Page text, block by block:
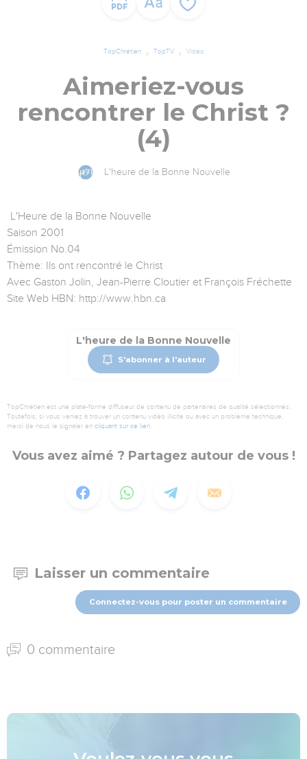
TopChrétien TopTV Vidéo
Aimeriez-vous
rencontrer le Christ ?
(4)
L'heure de la Bonne Nouvelle
L'Heure de la Bonne Nouvelle
Saison 2001
Émission No.04
Thème: Ils ont rencontré le Christ
Avec Gaston Jolin, Jean-Pierre Cloutier et François Fréchette
Site Web HBN: http://www.hbn.ca
L'heure de la Bonne Nouvelle
S'abonner à l'auteur
TopChrétien est une plate-forme diffuseur de contenu de partenaires de qualité sélectionnés.
Toutefois, si vous veniez à trouver un contenu vidéo illicite ou avec un problème technique,
merci de nous le signaler en cliquant sur ce lien.
Vous avez aimé ? Partagez autour de vous !
Laisser un commentaire
Connectez-vous pour poster un commentaire
0 commentaire